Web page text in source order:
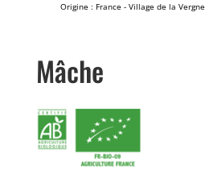
Origine : France - Village de la Vergne
Mâche